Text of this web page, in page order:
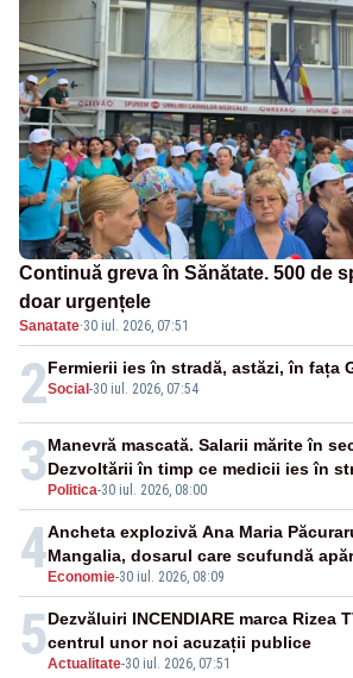
Continuă greva în Sănătate. 500 de
doar urgențele
Sanatate·30 iul. 2026, 07:51
2Social -30 iul. 2026, 07:54
Fermierii ies în stradă, astăzi, în fața
3 Politica-30 iul. 2026, 08:00
Manevră mascată. Salarii mărite în
Dezvoltării în timp ce medicii ies în
4 Economie-30 iul. 2026, 08:09
Ancheta explozivă Ana Maria
Mangalia, dosarul care scufundă
5Actualitate-30 iul. 2026, 07:51
Dezvăluiri INCENDIARE marca Rizea
centrul unor noi acuzații publice